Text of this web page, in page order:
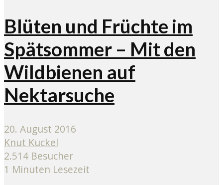
Blüten und Früchte im
Spätsommer – Mit den
Wildbienen auf
Nektarsuche
20. August 2016
Knut Kuckel
2.514 Besucher
1 Minuten Lesezeit